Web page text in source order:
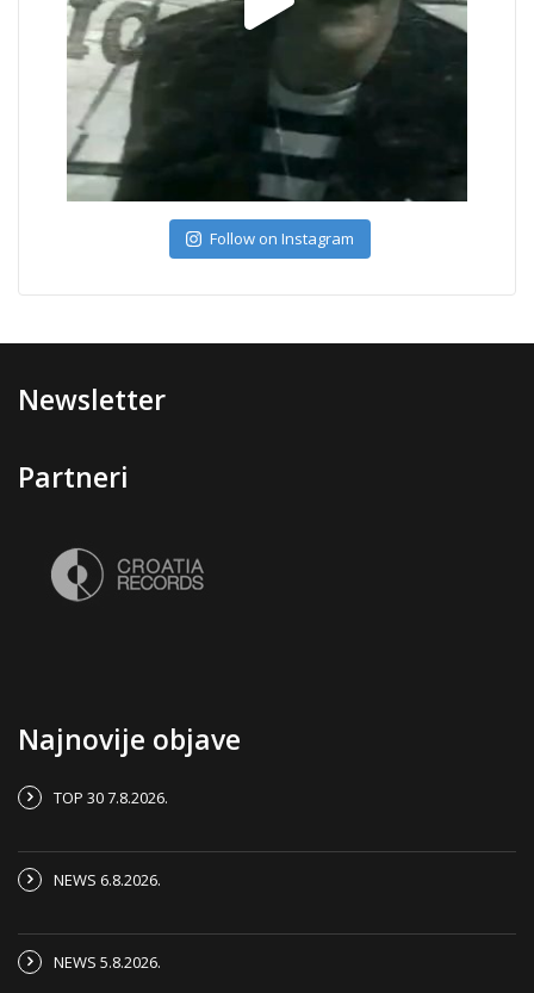
Follow on Instagram
Newsletter
Partneri
Najnovije objave
TOP 30 7.8.2026.
NEWS 6.8.2026.
NEWS 5.8.2026.